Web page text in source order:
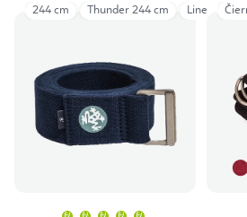
244 cm Thunder 244 cm Linen 305